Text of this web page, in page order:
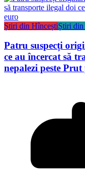
Știri din HînceștiȘtiri
Patru suspecți
ce au încercat să
nepalezi peste